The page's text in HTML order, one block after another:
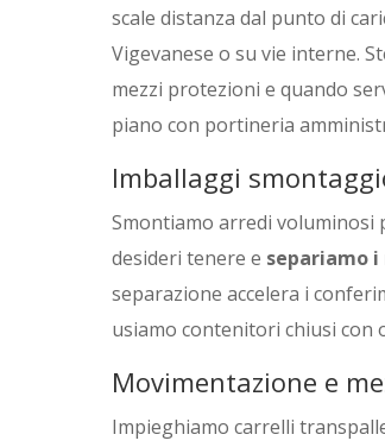
scale distanza dal punto di
Vigevanese o su vie interne.
mezzi protezioni e quando
piano con portineria
Imballaggi
Smontiamo arredi
desideri tenere e separiamo
separazione accelera i
usiamo contenitori chiusi con
Movimentazione e
Impieghiamo carrelli